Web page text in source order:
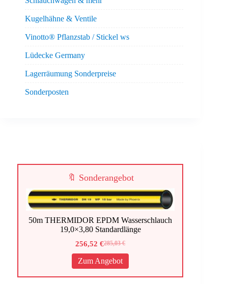
Kugelhähne & Ventile
Vinotto® Pflanzstab / Stickel ws
Lüdecke Germany
Lagerräumung Sonderpreise
Sonderposten
🔖 Sonderangebot
50m THERMIDOR EPDM Wasserschlauch
19,0×3,80 Standardlänge
285,03€
Ursprünglicher
Preis
war:
285,03 €
256,52€
Aktueller
Preis
ist:
256,52 €.
Zum Angebot